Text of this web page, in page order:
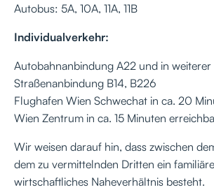
Autobus: 5A, 10A, 11A, 11B
Individualverkehr:
Autobahnanbindung A22 und in
Straßenanbindung B14, B226
Flughafen Wien Schwechat in ca. 20
Wien Zentrum in ca. 15 Minuten
Wir weisen darauf hin, dass zwischen
dem zu vermittelnden Dritten ein
wirtschaftliches Naheverhältnis besteht.